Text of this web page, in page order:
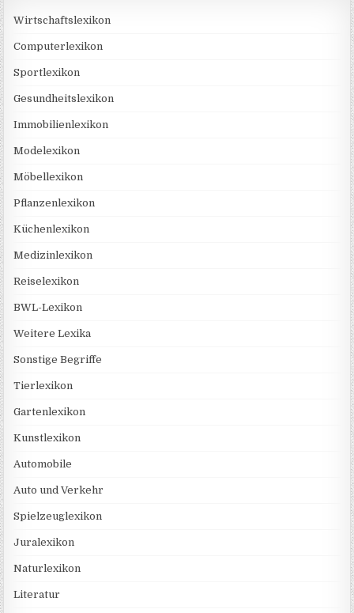
Wirtschaftslexikon
Computerlexikon
Sportlexikon
Gesundheitslexikon
Immobilienlexikon
Modelexikon
Möbellexikon
Pflanzenlexikon
Küchenlexikon
Medizinlexikon
Reiselexikon
BWL-Lexikon
Weitere Lexika
Sonstige Begriffe
Tierlexikon
Gartenlexikon
Kunstlexikon
Automobile
Auto und Verkehr
Spielzeuglexikon
Juralexikon
Naturlexikon
Literatur